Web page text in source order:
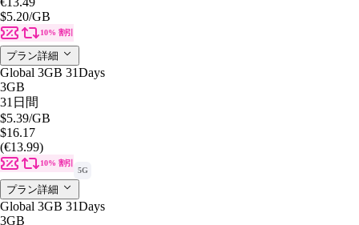
$5.20/GB
10% 割引
プラン詳細
Global 3GB 31Days
3GB
31日間
$5.39/GB
$16.17
(€13.99)
10% 割引
5G
プラン詳細
Global 3GB 31Days
3GB